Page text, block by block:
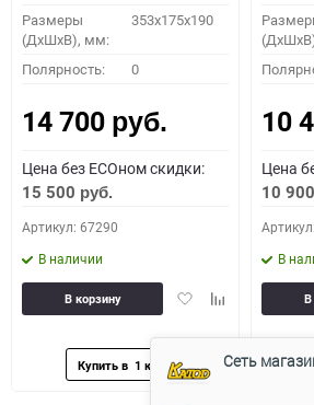
Размеры
(ДхШхВ), мм:
353x175x190
Полярность: 0
14 700 руб.
Цена без ECOном скидки:
15 500 руб.
Артикул: 67290
В наличии
Добавить
избранное
Добавить
сравнению
В корзину
10
Цена
10 900
В
В
Сеть